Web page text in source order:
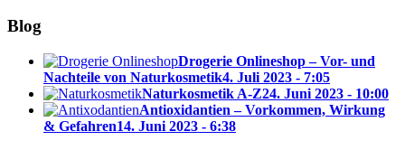
Blog
Drogerie Onlineshop – Vor- und
Nachteile von Naturkosmetik4. Juli 2023 - 7:05
Naturkosmetik A-Z24. Juni 2023 - 10:00
Antioxidantien – Vorkommen, Wirkung
& Gefahren14. Juni 2023 - 6:38